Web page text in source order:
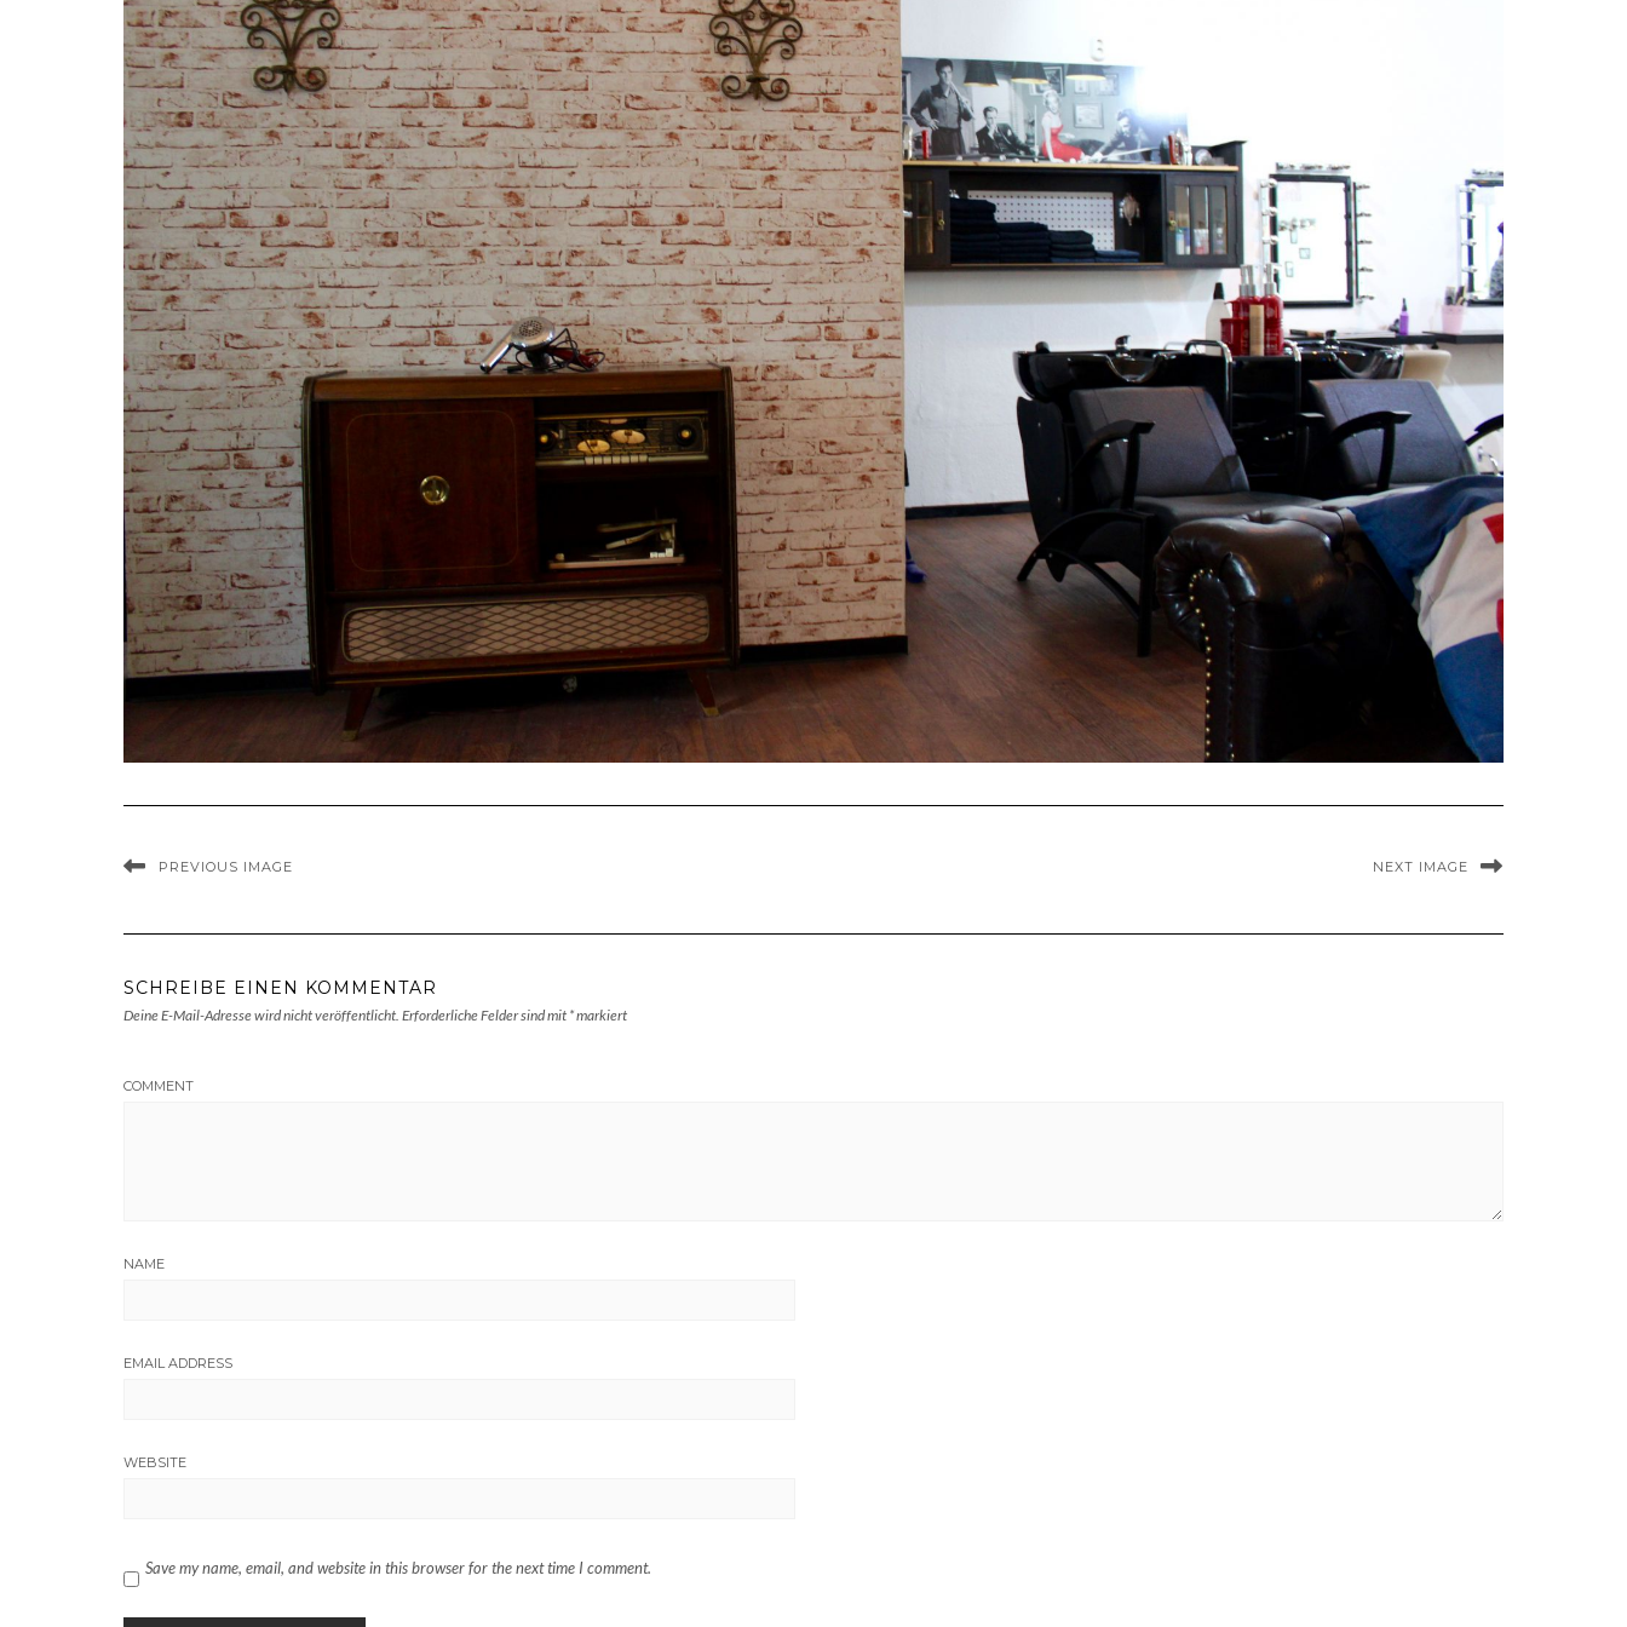
PREVIOUS IMAGE NEXT IMAGE
SCHREIBE EINEN KOMMENTAR
Deine E-Mail-Adresse wird nicht veröffentlicht. Erforderliche Felder sind mit *markiert
COMMENT
NAME
EMAIL ADDRESS
WEBSITE
Save my name, email, and website in this browser for the next time I comment.